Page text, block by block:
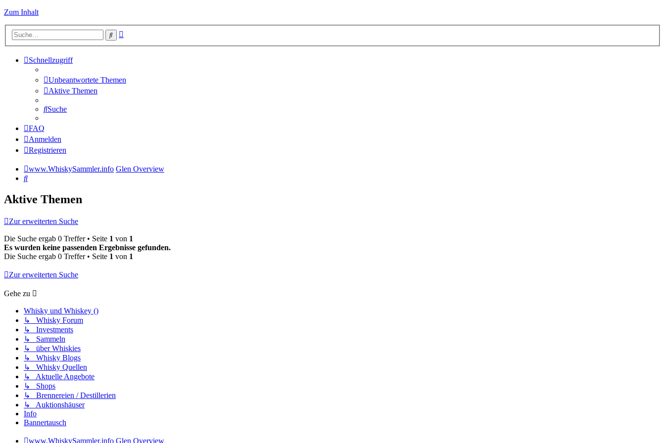
Zum Inhalt
Suche
Schnellzugriff
Unbeantwortete Themen
Aktive Themen
Suche
FAQ
Anmelden
Registrieren
www.WhiskySammler.info Glen Overview
Suche
Aktive Themen
Zur erweiterten Suche
Die Suche ergab 0 Treffer • Seite 1 von 1
Es wurden keine passenden Ergebnisse gefunden.
Die Suche ergab 0 Treffer • Seite 1 von 1
Zur erweiterten Suche
Gehe zu
Whisky und Whiskey ()
↳ Whisky Forum
↳ Investments
↳ Sammeln
↳ über Whiskies
↳ Whisky Blogs
↳ Whisky Quellen
↳ Aktuelle Angebote
↳ Shops
↳ Brennereien / Destillerien
↳ Auktionshäuser
Info
Bannertausch
www.WhiskySammler.info Glen Overview